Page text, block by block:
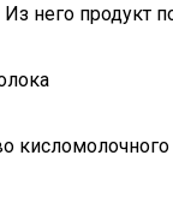
него